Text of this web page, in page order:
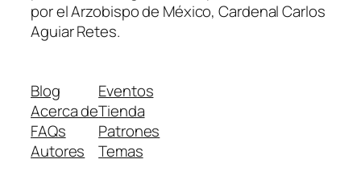
por el Arzobispo de México, Cardenal Carlos
Aguiar Retes.
Blog
Acerca de
FAQs
Autores
Eventos
Tienda
Patrones
Temas